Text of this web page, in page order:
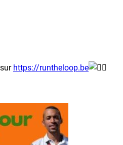
https://runtheloop.be